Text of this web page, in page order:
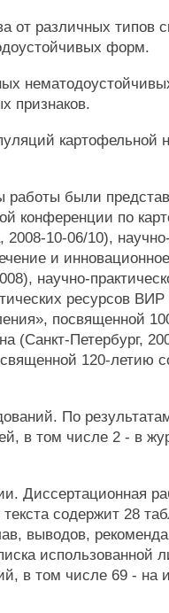
от различных типов
форм.
признаков.
картофельной
работы были
конференции по
10-06/10),
и
научно-
ресурсов
посвященной
(Санкт-Петербург,
120-летию
По
в том числе 2 - в
Диссертационная
содержит 28
выводов,
использованной
в том числе 69 - на